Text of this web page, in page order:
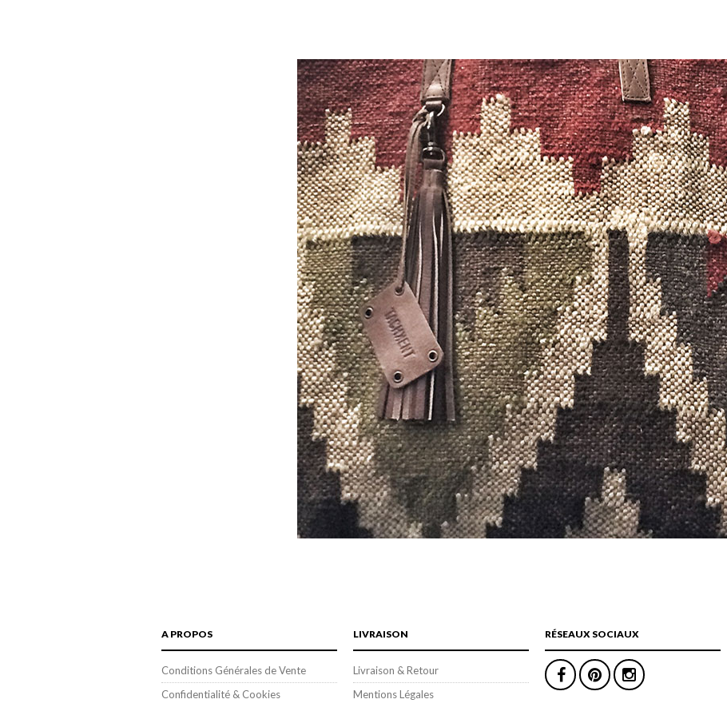
A PROPOS
Conditions Générales de Vente
Confidentialité & Cookies
LIVRAISON
Livraison & Retour
Mentions Légales
RÉSEAUX SOCIAUX